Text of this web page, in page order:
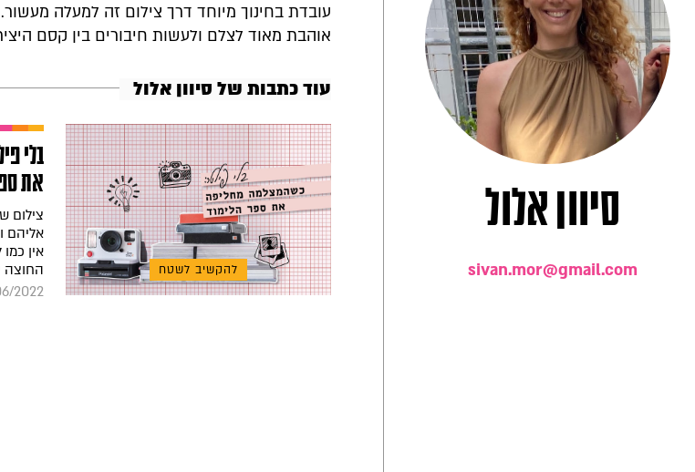
עובדת בחינוך מיוחד דרך צילום זה למעלה
אוהבת מאוד לצלם ולעשות חיבורים בין קסם
עוד כתבות של סיוון אלול
להקשיב לשטח
בלי
את
צילום
אליהם
אין
החוצה
2022
סיוון אלול
sivan.mor@gmail.com